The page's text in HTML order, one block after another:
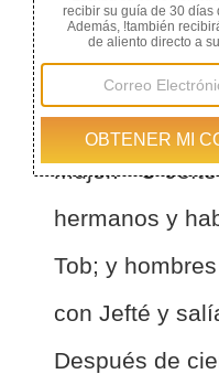
Jefté, y le
heredad en la
padre, porque
mujer.
3
hermanos y
Tob; y
con Jefté y
Después de